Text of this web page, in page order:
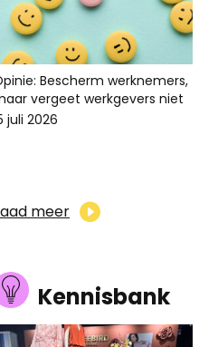
Bescherm werknemers,
vergeet werkgevers niet
juli 2026
meer
Kennisbank